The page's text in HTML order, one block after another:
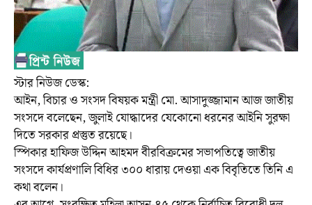
স্টার নিউজ ডেস্ক:
আইন, বিচার ও সংসদ বিষয়ক মন্ত্রী মো. আসাদুজ্জামান আজ জাতীয়
সংসদে বলেছেন, জুলাই যোদ্ধাদের যেকোনো ধরনের আইনি সুরক্ষা
দিতে সরকার প্রস্তুত রয়েছে।
স্পিকার হাফিজ উদ্দিন আহমদ বীরবিক্রমের সভাপতিত্বে জাতীয়
সংসদে কার্যপ্রণালি বিধির ৩০০ ধারায় দেওয়া এক বিবৃতিতে তিনি এ
কথা বলেন।